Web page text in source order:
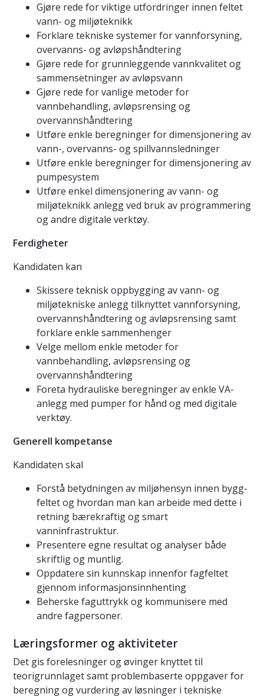
Gjøre rede for viktige utfordringer innen feltet
vann- og miljøteknikk
Forklare tekniske systemer for vannforsyning,
overvanns- og avløpshåndtering
Gjøre rede for grunnleggende vannkvalitet og
sammensetninger av avløpsvann
Gjøre rede for vanlige metoder for
vannbehandling, avløpsrensing og
overvannshåndtering
Utføre enkle beregninger for dimensjonering av
vann-, overvanns- og spillvannsledninger
Utføre enkle beregninger for dimensjonering av
pumpesystem
Utføre enkel dimensjonering av vann- og
miljøteknikk anlegg ved bruk av programmering
og andre digitale verktøy.
Ferdigheter
Kandidaten kan
Skissere teknisk oppbygging av vann- og
miljøtekniske anlegg tilknyttet vannforsyning,
overvannshåndtering og avløpsrensing samt
forklare enkle sammenhenger
Velge mellom enkle metoder for
vannbehandling, avløpsrensing og
overvannshåndtering
Foreta hydrauliske beregninger av enkle VA-
anlegg med pumper for hånd og med digitale
verktøy.
Generell kompetanse
Kandidaten skal
Forstå betydningen av miljøhensyn innen bygg-
feltet og hvordan man kan arbeide med dette i
retning bærekraftig og smart
vanninfrastruktur.
Presentere egne resultat og analyser både
skriftlig og muntlig.
Oppdatere sin kunnskap innenfor fagfeltet
gjennom informasjonsinnhenting
Beherske faguttrykk og kommunisere med
andre fagpersoner.
Læringsformer og aktiviteter
Det gis forelesninger og øvinger knyttet til
teorigrunnlaget samt problembaserte oppgaver for
beregning og vurdering av løsninger i tekniske